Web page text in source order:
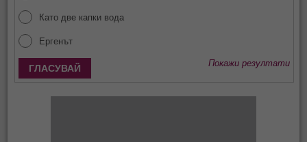
Като две капки вода
Ергенът
Покажи резултати